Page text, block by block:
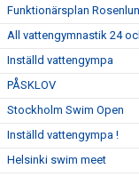
Funktionärsplan
All vattengymnastik 24
Inställd vattengympa
PÅSKLOV
Stockholm Swim Open
Inställd vattengympa !
Helsinki swim meet